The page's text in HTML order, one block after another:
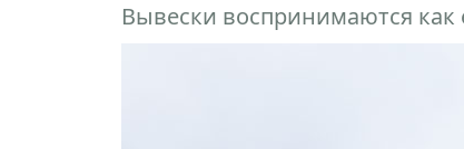
Вывески воспринимаются